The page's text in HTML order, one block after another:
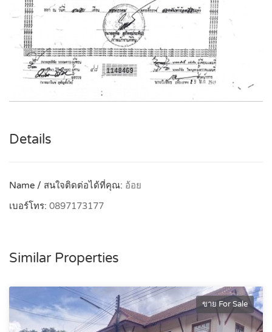
Details
Name / สนใจติดต่อได้ที่คุณ: อ้อย
เบอร์โทร: 0897173177
Similar Properties
ขาย For Sale